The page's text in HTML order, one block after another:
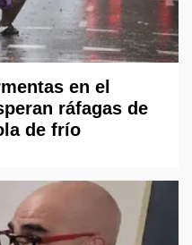
en el
ráfagas de
de frío